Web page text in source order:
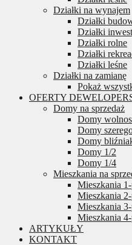
Działki na wynajem
Działki
Działki
Działki rolne
Działki
Działki leśne
Działki na zamianę
Pokaż
OFERTY
Domy na sprzedaż
Domy
Domy
Domy
Domy 1/2
Domy 1/4
Mieszkania na
Mieszkania
Mieszkania
Mieszkania
Mieszkania
ARTYKUŁY
KONTAKT